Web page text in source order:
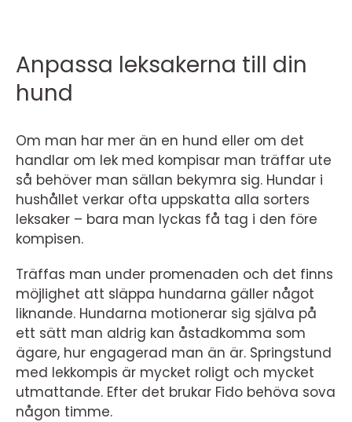
Anpassa leksakerna till din
hund
Om man har mer än en hund eller om det
handlar om lek med kompisar man träffar ute
så behöver man sällan bekymra sig. Hundar i
hushållet verkar ofta uppskatta alla sorters
leksaker – bara man lyckas få tag i den före
kompisen.
Träffas man under promenaden och det finns
möjlighet att släppa hundarna gäller något
liknande. Hundarna motionerar sig själva på
ett sätt man aldrig kan åstadkomma som
ägare, hur engagerad man än är. Springstund
med lekkompis är mycket roligt och mycket
utmattande. Efter det brukar Fido behöva sova
någon timme.